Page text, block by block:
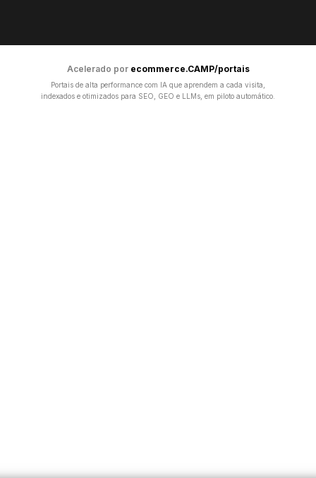
Acelerado por ecommerce.CAMP/portais
Portais de alta performance com IA que aprendem a cada visita,
indexados e otimizados para SEO, GEO e LLMs, em piloto automático.